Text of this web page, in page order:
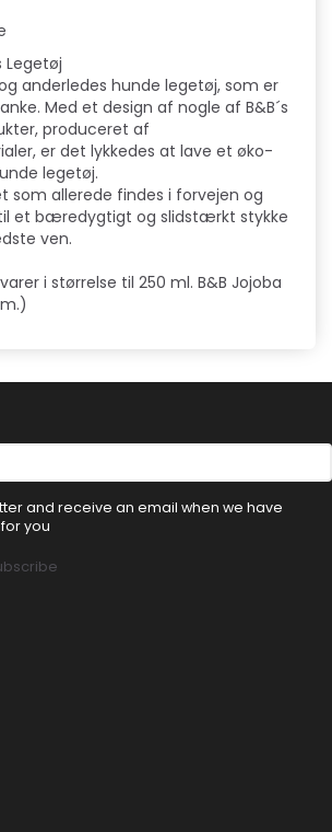
Legetøj
anderledes hunde legetøj, som er
Med et design af nogle af B&B´s
produceret af
er det lykkedes at lave et øko-
legetøj.
som allerede findes i forvejen og
et bæredygtigt og slidstærkt stykke
ven.
i størrelse til 250 ml. B&B Jojoba
and receive an email when we have
you